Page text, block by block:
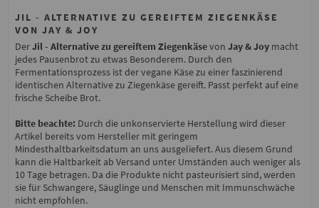
JIL - ALTERNATIVE ZU GEREIFTEM ZIEGENKÄSE
VON JAY & JOY
DerJil - Alternative zu gereiftem Ziegenkäsevon Jay & Joymacht
jedes Pausenbrot zu etwas Besonderem. Durch den
Fermentationsprozess ist der vegane Käse zu einer faszinierend
identischen Alternative zu Ziegenkäse gereift. Passt perfekt auf eine
frische Scheibe Brot.
Bitte beachte:Durch die unkonservierte Herstellung wird dieser
Artikel bereits vom Hersteller mit geringem
Mindesthaltbarkeitsdatum an uns ausgeliefert. Aus diesem Grund
kann die Haltbarkeit ab Versand unter Umständen auch weniger als
10 Tage betragen. Da die Produkte nicht pasteurisiert sind, werden
sie für Schwangere, Säuglinge und Menschen mit Immunschwäche
nicht empfohlen.